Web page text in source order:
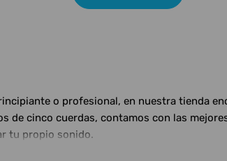
o profesional, en nuestra tienda
cinco cuerdas, contamos con las
tu propio sonido.